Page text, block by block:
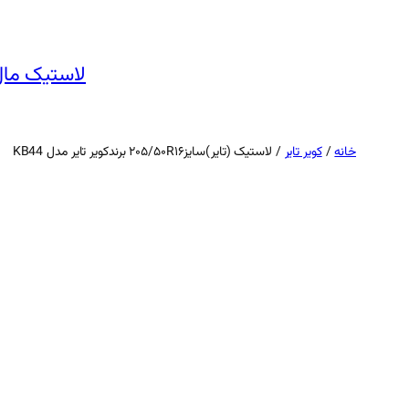
لاستیک
خانه/کویر تایر/ لاستیک (تایر)سایز۲۰۵/۵۰R۱۶ برندکویر تایر مدل KB44